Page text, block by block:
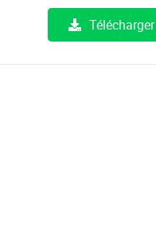
Télécharger